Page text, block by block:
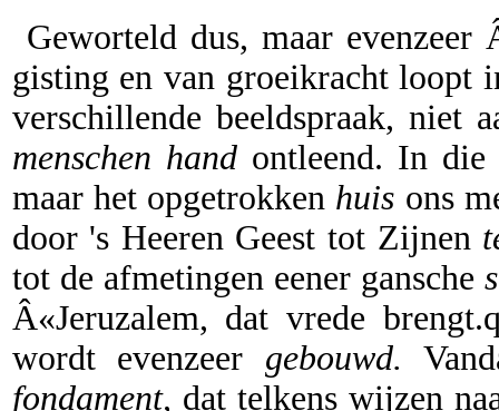
Geworteld dus, maar
gisting en van groeikracht loopt
verschillende beeldspraak, niet
menschen handontleend. In die
maar het opgetrokken huis ons
door 's Heeren Geest tot Zijnen
tot de afmetingen eener gansche
Â«Jeruzalem, dat vrede
wordt evenzeer gebouwd.
fondament, dat telkens wijzen